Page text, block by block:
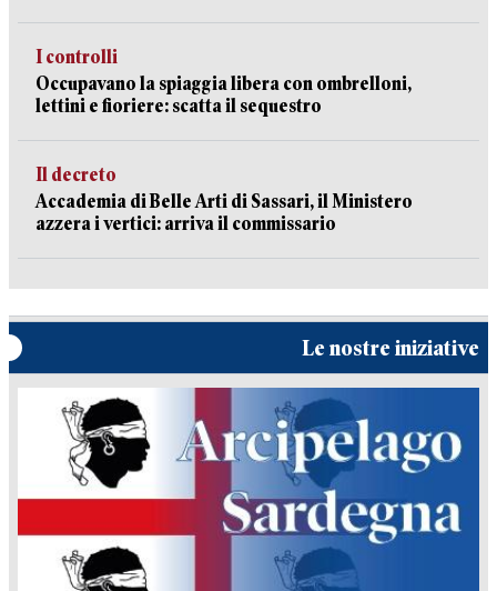
I controlli
Occupavano la spiaggia libera con ombrelloni,
lettini e fioriere: scatta il sequestro
Il decreto
Accademia di Belle Arti di Sassari, il Ministero
azzera i vertici: arriva il commissario
Le nostre iniziative